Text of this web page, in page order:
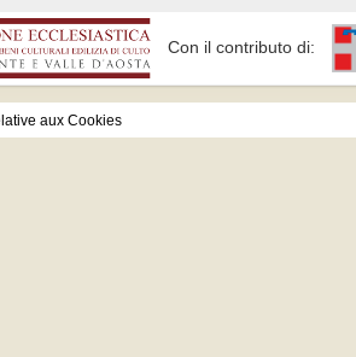
Con il contributo di:
aux Cookies